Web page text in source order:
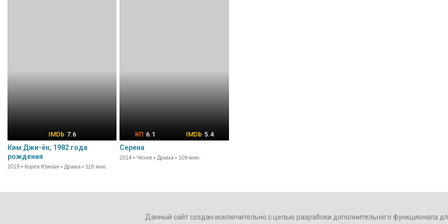
7.6
Ким Джи-ён, 1982 года
рождения
2019 • Корея Южная • Драма • 118 мин.
6.1 5.4
Серена
2014 • Чехия • Драма • 109 мин.
Данный сайт создан исключительно с целью разрабоки дополнительного функционала